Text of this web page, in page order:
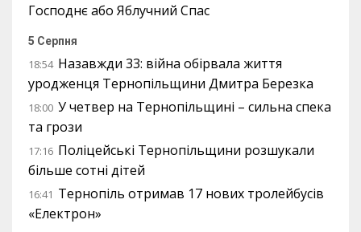
Господнє або Яблучний Спас
5 Серпня
18:54 Назавжди 33: війна обірвала життя
уродженця Тернопільщини Дмитра Березка
18:00 У четвер на Тернопільщині – сильна спека
та грози
17:16 Поліцейські Тернопільщини розшукали
більше сотні дітей
16:41 Тернопіль отримав 17 нових тролейбусів
«Електрон»